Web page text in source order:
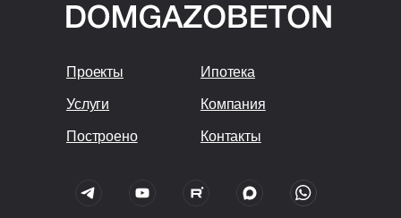
Проекты
Услуги Компания
Ипотека
Контакты
Построено